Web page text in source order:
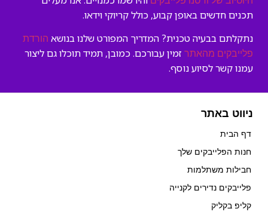
תכנים חדשים באופן קבוע, כולל קריוקי וידאו.
נתקלתם בבעיה טכנית? המדריך המפורט שלנו בנושא הורדת
פלייבקים מהאתר זמין עבורכם. כמובן, תמיד תוכלו גם ליצור
עמנו קשר לסיוע נוסף.
ניווט באתר
דף הבית
חנות הפלייבקים שלך
חבילות משתלמות
פלייבקים נדירים לקנייה
קליפ בקליק